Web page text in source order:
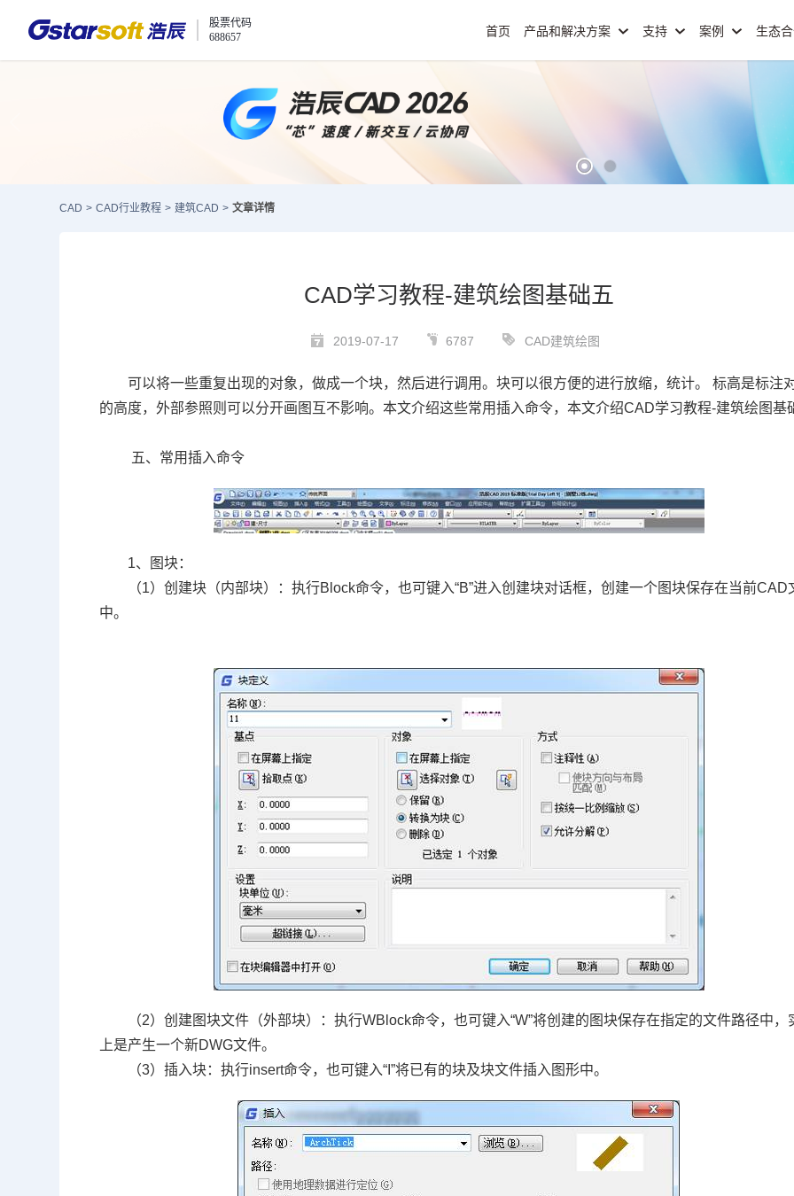
股票代码
688657
首页 产品和解决方案 支持 案例 生态
CAD > CAD行业教程 > 建筑CAD > 文章详情
CAD学习教程-建筑绘图基础五
2019-07-17 6787 CAD建筑绘图
可以将一些重复出现的对象，做成一个块，然后进行调用。块可以很方便的进行放缩，统计。 标高是标注
的高度，外部参照则可以分开画图互不影响。本文介绍这些常用插入命令，本文介绍CAD学习教程-建筑绘图基
五、常用插入命令
1、图块：
（1）创建块（内部块）：执行Block命令，也可键入“B”进入创建块对话框，创建一个图块保存在当前CAD
中。
（2）创建图块文件（外部块）：执行WBlock命令，也可键入“W”将创建的图块保存在指定的文件路径中，
上是产生一个新DWG文件。
（3）插入块：执行insert命令，也可键入“I”将已有的块及块文件插入图形中。